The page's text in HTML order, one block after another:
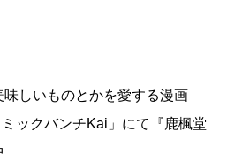
しいものとかを愛する漫画
ックバンチKai」にて『鹿楓堂